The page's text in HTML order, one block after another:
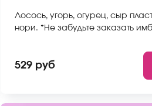
Лосось, угорь, огурец, сыр
нори. *Не забудьте заказать
*Внешний вид блюда может
сайте.
529 руб